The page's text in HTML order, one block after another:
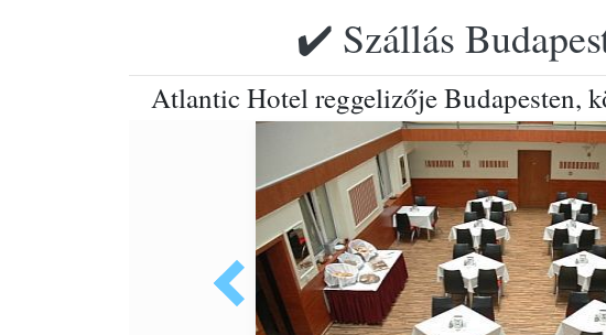
✔️ Szállás
Atlantic Hotel reggelizője Budapesten,